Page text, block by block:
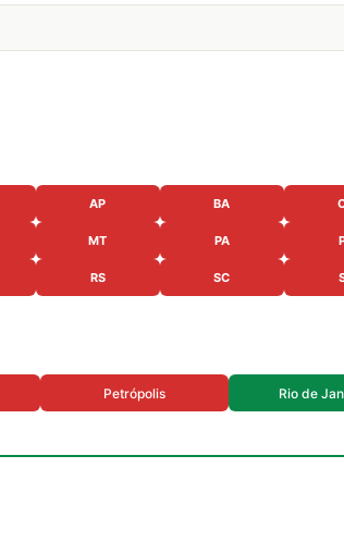
AP BA
MT PA
RS SC
Petrópolis Rio de